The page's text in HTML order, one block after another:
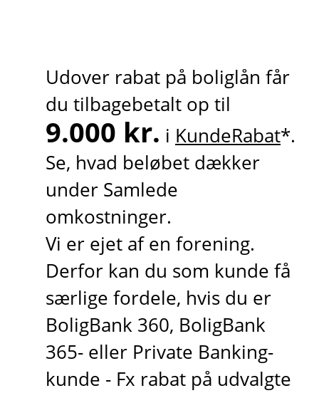
Udover rabat på boliglån får
du tilbagebetalt op til
9.000 kr. i KundeRabat*.
Se, hvad beløbet dækker
under Samlede
omkostninger.
Vi er ejet af en forening.
Derfor kan du som kunde få
særlige fordele, hvis du er
BoligBank 360, BoligBank
365- eller Private Banking-
kunde - Fx rabat på udvalgte